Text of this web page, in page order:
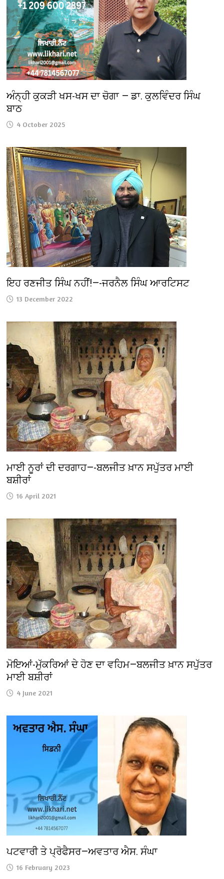
ਅੰਨ੍ਹੀ ਕੁਕੜੀ ਖਸ-ਖਸ ਦਾ ਚੋਗਾ — ਡਾ. ਕੁਲਵਿੰਦਰ ਸਿੰਘ
ਬਾਠ
4 October 2025
ਇਹ ਰਣਜੀਤ ਸਿੰਘ ਨਹੀਂ!—-ਜਰਨੈਲ ਸਿੰਘ ਆਰਟਿਸਟ
13 December 2022
ਮਾਈ ਨੂਰਾਂ ਦੀ ਦਰਗਾਹ—-ਬਲਜੀਤ ਖ਼ਾਨ ਸਪੁੱਤਰ ਮਾਈ
ਬਸ਼ੀਰਾਂ
16 April 2021
ਮੋਇਆਂ-ਮੁੱਕਰਿਆਂ ਦੇ ਹੋਣ ਦਾ ਵਹਿਮ—ਬਲਜੀਤ ਖ਼ਾਨ ਸਪੁੱਤਰ
ਮਾਈ ਬਸ਼ੀਰਾਂ
4 June 2021
ਪਟਵਾਰੀ ਤੇ ਪ੍ਰੋਫੈਸਰ—ਅਵਤਾਰ ਐਸ. ਸੰਘਾ
16 February 2023